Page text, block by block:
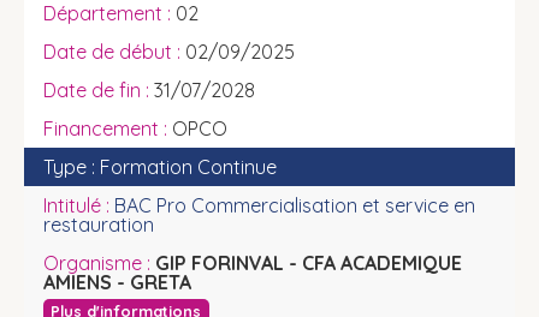
02
02/09/2025
31/07/2028
OPCO
Formation Continue
BAC Pro Commercialisation et service en
restauration
GIP FORINVAL - CFA ACADEMIQUE
AMIENS - GRETA
Plus d'informations